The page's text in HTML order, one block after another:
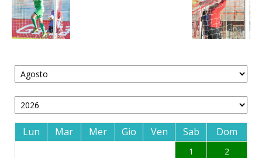
Lun Mar Mer Gio Ven Sab Dom
1
2